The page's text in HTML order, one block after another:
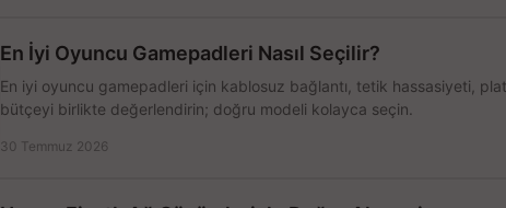
En İyi Oyuncu Gamepadleri Nasıl Seçilir?
En iyi oyuncu gamepadleri için kablosuz bağlantı, tetik hassasiyeti,
bütçeyi birlikte değerlendirin; doğru modeli kolayca seçin.
30 Temmuz 2026